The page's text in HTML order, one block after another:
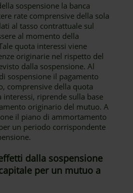
sospensione la banca
rate comprensive della sola
al tasso contrattuale sul
al momento della
quota interessi viene
originarie nel rispetto del
dalla sospensione. Al
sospensione il pagamento
comprensive della quota
interessi, riprende sulla base
originario del mutuo. A
il piano di ammortamento
un periodo corrispondente
dalla sospensione
per un mutuo a